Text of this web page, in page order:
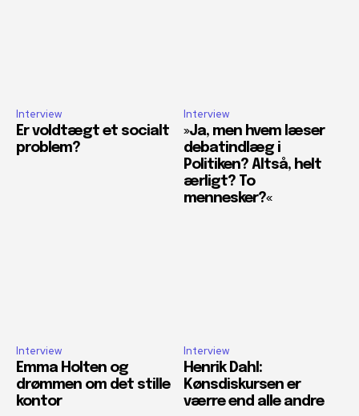
Interview
Er voldtægt et socialt
problem?
Interview
»Ja, men hvem læser
debatindlæg i
Politiken? Altså, helt
ærligt? To
mennesker?«
Interview
Emma Holten og
drømmen om det stille
kontor
Interview
Henrik Dahl:
Kønsdiskursen er
værre end alle andre